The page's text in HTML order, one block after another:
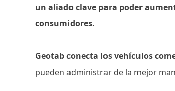
un aliado clave para poder
consumidores.
Geotab conecta los vehículos
pueden administrar de la mejor